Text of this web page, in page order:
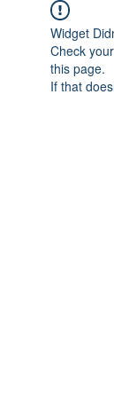
Widget
Check
this page.
If that